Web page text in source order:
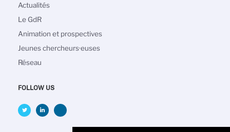
Navigation
principale
Actualités
Le GdR
Animation et prospectives
Jeunes chercheurs·euses
Réseau
FOLLOW US